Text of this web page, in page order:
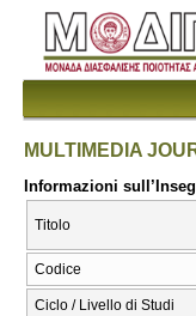
MULTIMEDIA
Informazioni
Titolo
Codice
Ciclo / Livello di Studi